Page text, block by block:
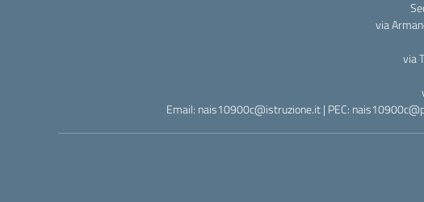
via
via
Email: nais10900c@istruzione.it | PEC: